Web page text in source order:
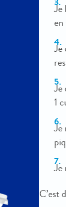
Je
Je
Je
1
Je
Je
C’est